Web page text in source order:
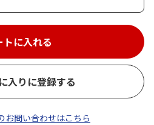
入りに登録する
お問い合わせはこちら